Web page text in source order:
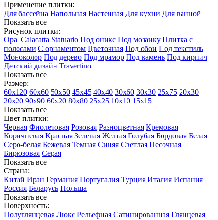
Применение плитки:
Для бассейна Напольная Настенная Для кухни Для ванной
Показать все
Рисунок плитки:
Opal Calacatta Statuario Под оникс Под мозаику Плитка с
полосами С орнаментом Цветочная Под обои Под текстиль
Моноколор Под дерево Под мрамор Под камень Под кирпич
Детский дизайн Travertino
Показать все
Размер:
60х120 60х60 50х50 45х45 40х40 30х60 30х30 25х75 20х30
20х20 90х90 60х20 80х80 25x25 10х10 15х15
Показать все
Цвет плитки:
Черная Фиолетовая Розовая Разноцветная Кремовая
Коричневая Красная Зеленая Желтая Голубая Бордовая Белая
Cеро-белая Бежевая Темная Синяя Светлая Песочная
Бирюзовая Серая
Показать все
Страна:
Китай Иран Германия Португалия Турция Италия Испания
Россия Беларусь Польша
Показать все
Поверхность:
Полуглянцевая Люкс Рельефная Сатинированная Глянцевая